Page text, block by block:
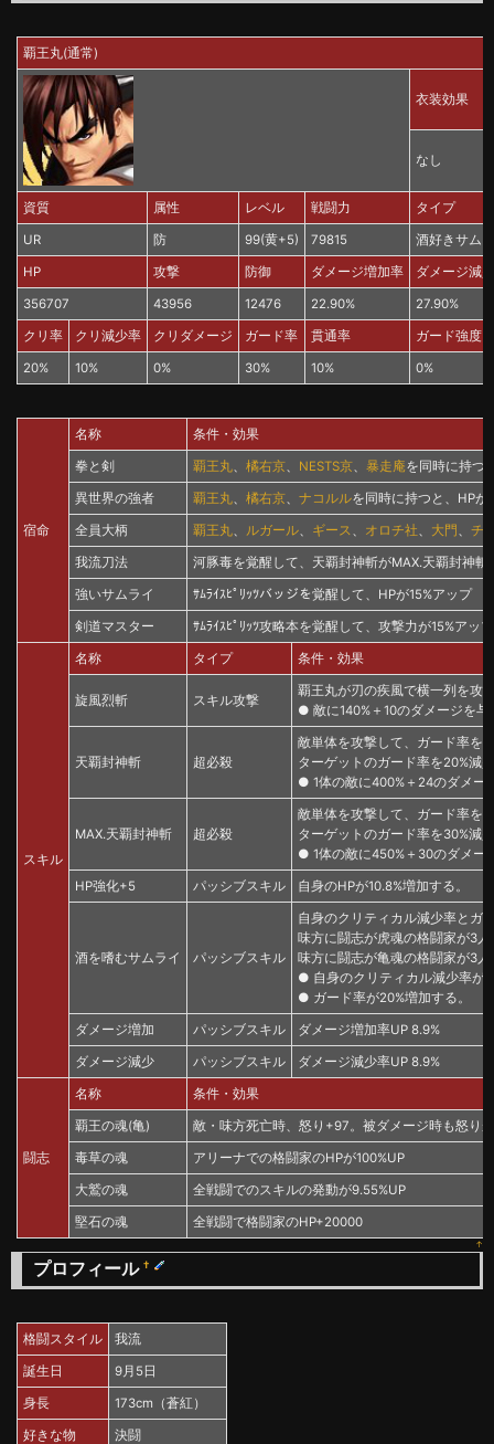
覇王丸(通常)
衣装効果
なし
資質 属性 レベル 戦闘力 タイプ
UR 防 99(黄+5) 79815 酒好きサム
HP 攻撃 防御 ダメージ増加率 ダメージ減
356707 43956 12476 22.90% 27.90%
クリ率 クリ減少率 クリダメージ ガード率 貫通率 ガード強度
20% 10% 0% 30% 10% 0%
宿命
名称 条件・効果
拳と剣 覇王丸、 橘右京、 NESTS京、 暴走庵を同時に持つ
異世界の強者 覇王丸、 橘右京、 ナコルルを同時に持つと、HPが
全員大柄 覇王丸、 ルガール、 ギース、 オロチ社、 大門 、 チ
我流刀法 河豚毒を覚醒して、天覇封神斬がMAX.天覇封神斬
強いサムライ ｻﾑﾗｲｽﾋﾟﾘｯﾂバッジを覚醒して、HPが15%アップ
剣道マスター ｻﾑﾗｲｽﾋﾟﾘｯﾂ攻略本を覚醒して、攻撃力が15%アップ
スキル
名称 タイプ 条件・効果
旋風烈斬 スキル攻撃
覇王丸が刃の疾風で横一列を攻
● 敵に140%＋10のダメージを与
天覇封神斬 超必殺
敵単体を攻撃して、ガード率を
ターゲットのガード率を20%減
● 1体の敵に400%＋24のダメー
MAX.天覇封神斬 超必殺
敵単体を攻撃して、ガード率を
ターゲットのガード率を30%減
● 1体の敵に450%＋30のダメー
HP強化+5 パッシブスキル 自身のHPが10.8%増加する。
酒を嗜むサムライ パッシブスキル
自身のクリティカル減少率とガ
味方に闘志が虎魂の格闘家が3
味方に闘志が亀魂の格闘家が3
● 自身のクリティカル減少率が
● ガード率が20%増加する。
ダメージ増加 パッシブスキル ダメージ増加率UP 8.9%
ダメージ減少 パッシブスキル ダメージ減少率UP 8.9%
闘志
名称 条件・効果
覇王の魂(亀) 敵・味方死亡時、怒り+97。被ダメージ時も怒り
毒草の魂 アリーナでの格闘家のHPが100%UP
大鷲の魂 全戦闘でのスキルの発動が9.55%UP
堅石の魂 全戦闘で格闘家のHP+20000
↑
プロフィール †
格闘スタイル 我流
誕生日 9月5日
身長 173cm（蒼紅）
好きな物 決闘